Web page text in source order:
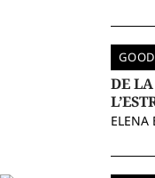
DE
ELENA